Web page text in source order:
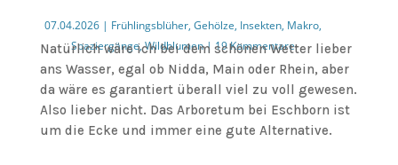
07.04.2026 | Frühlingsblüher,Gehölze, Insekten, Makro,
Spaziergänge,Wildblumen|19 Kommentare
Natürlich wäre ich bei dem schönen Wetter lieber
ans Wasser, egal ob Nidda, Main oder Rhein, aber
da wäre es garantiert überall viel zu voll gewesen.
Also lieber nicht. Das Arboretum bei Eschborn ist
um die Ecke und immer eine gute Alternative.